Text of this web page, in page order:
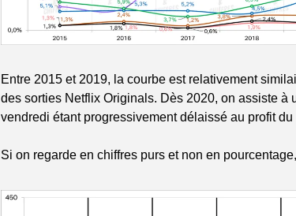
Entre 2015 et 2019, la courbe est relativement
des sorties Netflix Originals. Dès 2020, on assiste
vendredi étant progressivement délaissé au profit
Si on regarde en chiffres purs et non en